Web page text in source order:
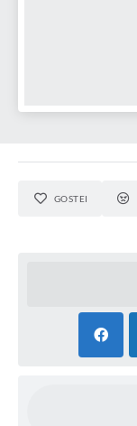
Telefones Úteis
GOSTEI